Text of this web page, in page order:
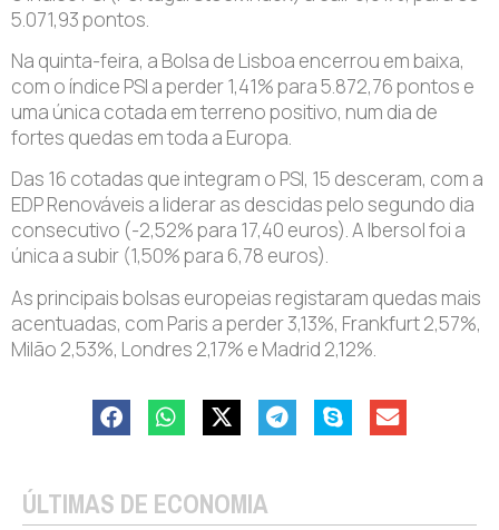
5.071,93 pontos.
Na quinta-feira, a Bolsa de Lisboa encerrou em baixa,
com o índice PSI a perder 1,41% para 5.872,76 pontos e
uma única cotada em terreno positivo, num dia de
fortes quedas em toda a Europa.
Das 16 cotadas que integram o PSI, 15 desceram, com a
EDP Renováveis a liderar as descidas pelo segundo dia
consecutivo (-2,52% para 17,40 euros). A Ibersol foi a
única a subir (1,50% para 6,78 euros).
As principais bolsas europeias registaram quedas mais
acentuadas, com Paris a perder 3,13%, Frankfurt 2,57%,
Milão 2,53%, Londres 2,17% e Madrid 2,12%.
ÚLTIMAS DE ECONOMIA